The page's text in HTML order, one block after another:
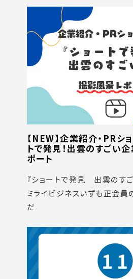
【NEW】企業紹介・PRシ
トで発見！出雲のすごい
ポート
『ショートで発見 出雲のすご
ミライビジネスいずも正会員
だ